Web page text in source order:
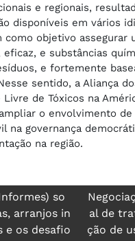
e regionais,
disponíveis em vários
como objetivo assegurar
eficaz, e substâncias
e fortemente
sentido, a Aliança
de Tóxicos na
o envolvimento de
na governança
na região.
so
arranjos in
e os desafio
al de
ção de